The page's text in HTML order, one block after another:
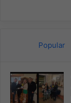
Popular